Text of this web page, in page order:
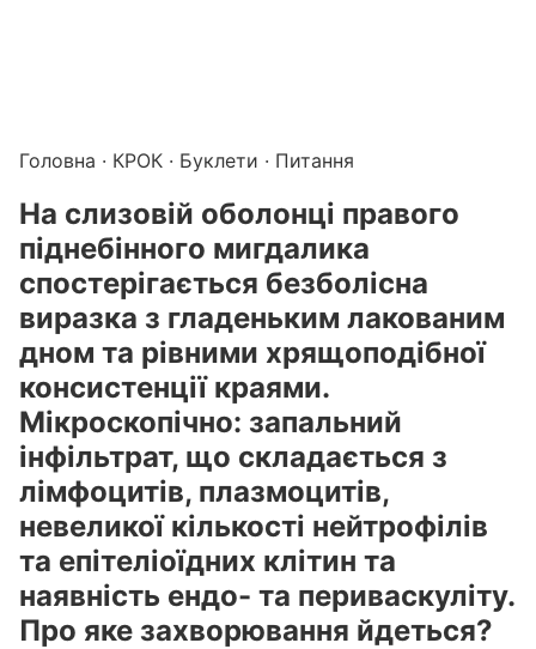
Головна · КРОК · Буклети · Питання
На слизовій оболонці правого
піднебінного мигдалика
спостерігається безболісна
виразка з гладеньким лакованим
дном та рівними хрящоподібної
консистенції краями.
Мікроскопічно: запальний
інфільтрат, що складається з
лімфоцитів, плазмоцитів,
невеликої кількості нейтрофілів
та епітеліоїдних клітин та
наявність ендо- та периваскуліту.
Про яке захворювання йдеться?